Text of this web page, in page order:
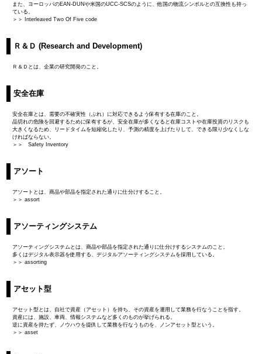
また、ヨーロッパのEAN-DUNや米国のUCC-SCSのように、他国の物流シンボルとの互換性も持っ
ている。
＞＞ Interleaved Two Of Five code
Ｒ＆Ｄ (Research and Development)
Ｒ＆Ｄとは、企業の研究開発のこと。
安全在庫
安全在庫とは、需要の不確実性（ぶれ）に対応できるよう保有する在庫のこと。
品切れの危険を回避するために保有するが、安全在庫が多くなると在庫コストや在庫投資のリスクも
大きくなるため、リードタイムを短縮化したり、予測の精度を上げたりして、できる限り少なくしな
ければならない。
＞＞ Safety Inventory
アソート
アソートとは、商品や部品を指定された通りに仕分けすること。
＞＞ assort
アソーティングシステム
アソーティングシステムとは、商品や部品を指定された通りに仕分けするシステムのこと。
多くはデジタル表示器を使用する、デジタルアソーティングシステムを採用している。
＞＞ assorting
アセット型
アセット型とは、自社で資産（アセット）を持ち、その資産を運用して業務を行なうことを指す。
資産には、施設、車両、情報システムなど多くのものが挙げられる。
逆に資産を持たず、ノウハウを提供して業務を行なうものを、ノンアセット型という。
＞＞ asset